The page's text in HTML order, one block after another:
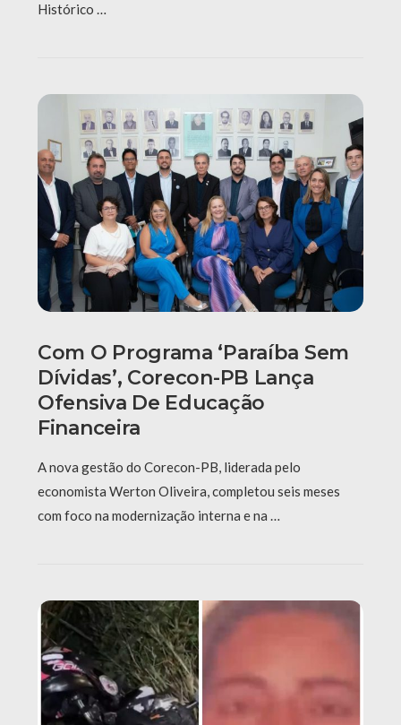
Histórico …
Com O Programa ‘Paraíba Sem
Dívidas’, Corecon-PB Lança
Ofensiva De Educação
Financeira
A nova gestão do Corecon-PB, liderada pelo
economista Werton Oliveira, completou seis meses
com foco na modernização interna e na …